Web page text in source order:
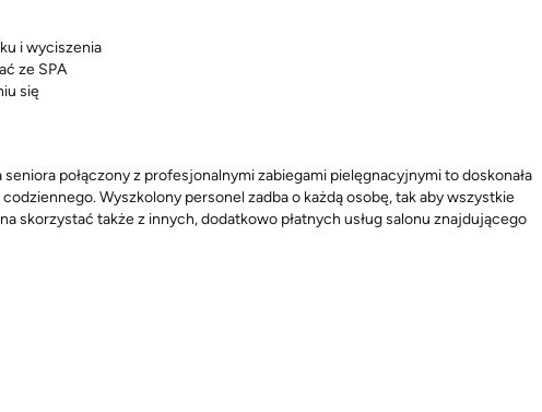
i wyciszenia
ze SPA
się
połączony z profesjonalnymi zabiegami pielęgnacyjnymi to doskonała
Wyszkolony personel zadba o każdą osobę, tak aby wszystkie
skorzystać także z innych, dodatkowo płatnych usług salonu znajdującego